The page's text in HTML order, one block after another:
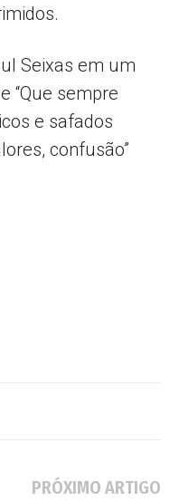
Seixas em um
“Que sempre
e safados
confusão”
PRÓXIMO ARTIGO